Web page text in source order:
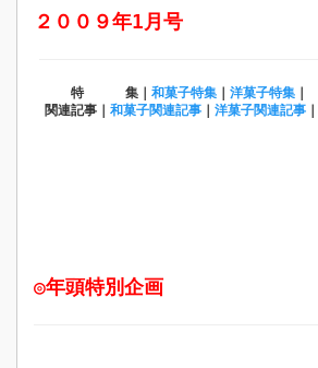
２００９年1月号
特 集｜ 和菓子特集｜ 洋菓子特集｜
関連記事｜ 和菓子関連記事｜ 洋菓子関連記事｜
◎年頭特別企画